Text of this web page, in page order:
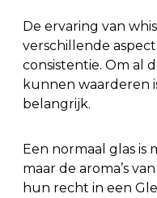
De ervaring van
verschillende
consistentie. Om al
kunnen waarderen
belangrijk.
Een normaal glas is
maar de aroma’s
hun recht in een